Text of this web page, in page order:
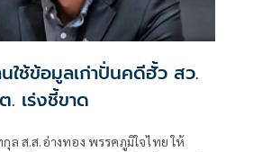
ใช้ข้อมูลเก่าปั่นคดีฮั้ว สว.
เร่งชี้ขาด
ล ส.ส.อ่างทอง พรรคภูมิใจไทย ให้